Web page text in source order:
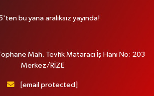
bu yana aralıksız yayında!
Mah. Tevfik Mataracı İş Hanı No: 203
Merkez/RİZE
[email protected]